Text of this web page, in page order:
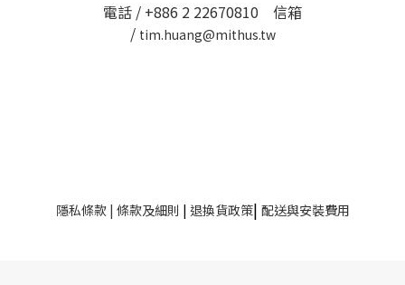
電話 / +886 2 22670810 信箱
/ tim.huang@mithus.tw
隱私條款| 條款及細則 | 退換貨政策| 配送與安裝費用